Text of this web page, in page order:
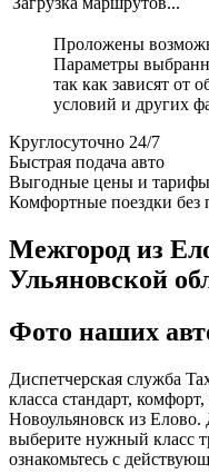
Проложены
Параметры
так как зависят от
условий и других
Круглосуточно 24/7
Быстрая подача авто
Выгодные цены и тарифы
Комфортные поездки без
Межгород из
Ульяновской
Фото наших
Диспетчерская служба
класса стандарт,
Новоульяновск из Елово.
выберите нужный класс
ознакомьтесь с